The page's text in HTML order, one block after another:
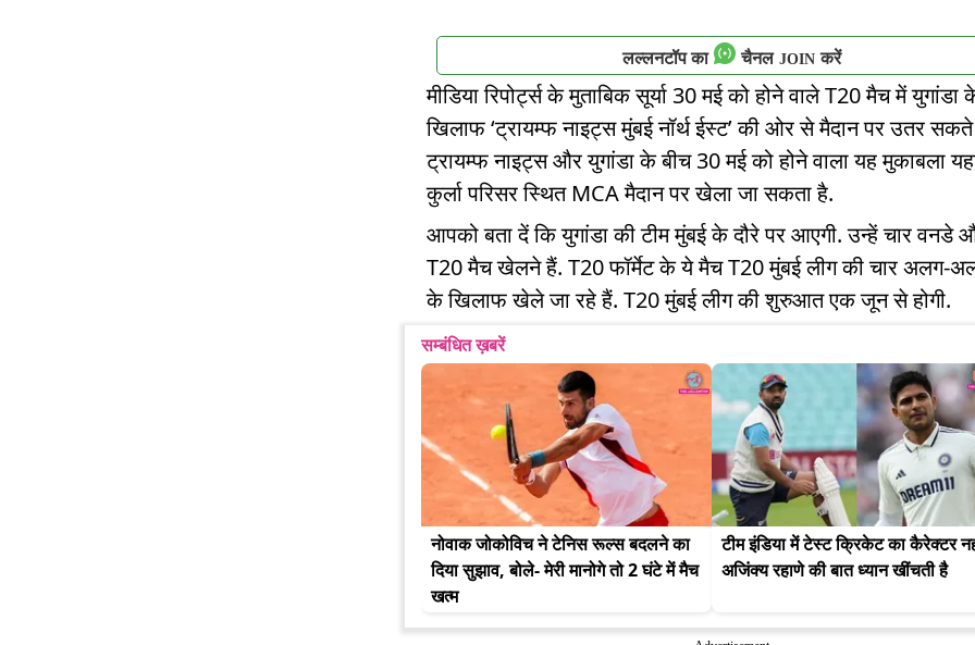
लल्लनटॉप का चैनल JOIN करें
मीडिया रिपोर्ट्स के मुताबिक सूर्या 30 मई को होने वाले T20 मैच में युगांडा
खिलाफ ‘ट्रायम्फ नाइट्स मुंबई नॉर्थ ईस्ट’ की ओर से मैदान पर उतर
ट्रायम्फ नाइट्स और युगांडा के बीच 30 मई को होने वाला यह मुकाबला
कुर्ला परिसर स्थित MCA मैदान पर खेला जा सकता है.
आपको बता दें कि युगांडा की टीम मुंबई के दौरे पर आएगी. उन्हें चार वनडे
T20 मैच खेलने हैं. T20 फॉर्मेट के ये मैच T20 मुंबई लीग की चार अलग-
के खिलाफ खेले जा रहे हैं. T20 मुंबई लीग की शुरुआत एक जून से होगी.
सम्बंधित ख़बरें
नोवाक जोकोविच ने टेनिस रूल्स बदलने का
दिया सुझाव, बोले- मेरी मानोगे तो 2 घंटे में मैच
खत्म
टीम इंडिया में टेस्ट क्रिकेट का कैरेक्टर
अजिंक्य रहाणे की बात ध्यान खींचती है